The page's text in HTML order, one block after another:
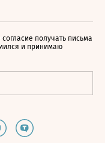
получать письма
и принимаю